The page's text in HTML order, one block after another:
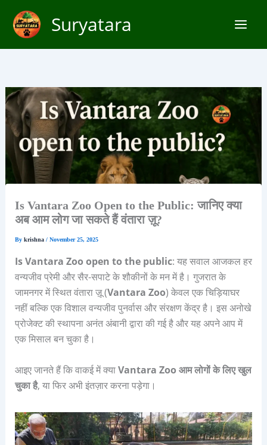
content
Suryatara
Is Vantara Zoo Open to the Public: जानिए क्या
अब आम लोग जा सकते हैं वंतारा ज़ू?
By krishna / November 25, 2025
Is Vantara Zoo open to the public: यह सवाल आजकल हर
वन्यजीव प्रेमी और सैर-सपाटे के शौकीनों के मन में है। गुजरात के
जामनगर में स्थित वंतारा ज़ू (Vantara Zoo) केवल एक चिड़ियाघर
नहीं बल्कि एक विशाल वन्यजीव पुनर्वास और संरक्षण केंद्र है। इस अनोखे
प्रोजेक्ट की स्थापना अनंत अंबानी द्वारा की गई है और यह अपने आप में
एक मिसाल बन चुका है।
आइए जानते हैं कि वाकई में क्याVantara Zoo आम लोगों के लिए खुल
चुका है, या फिर अभी इंतज़ार करना पड़ेगा।